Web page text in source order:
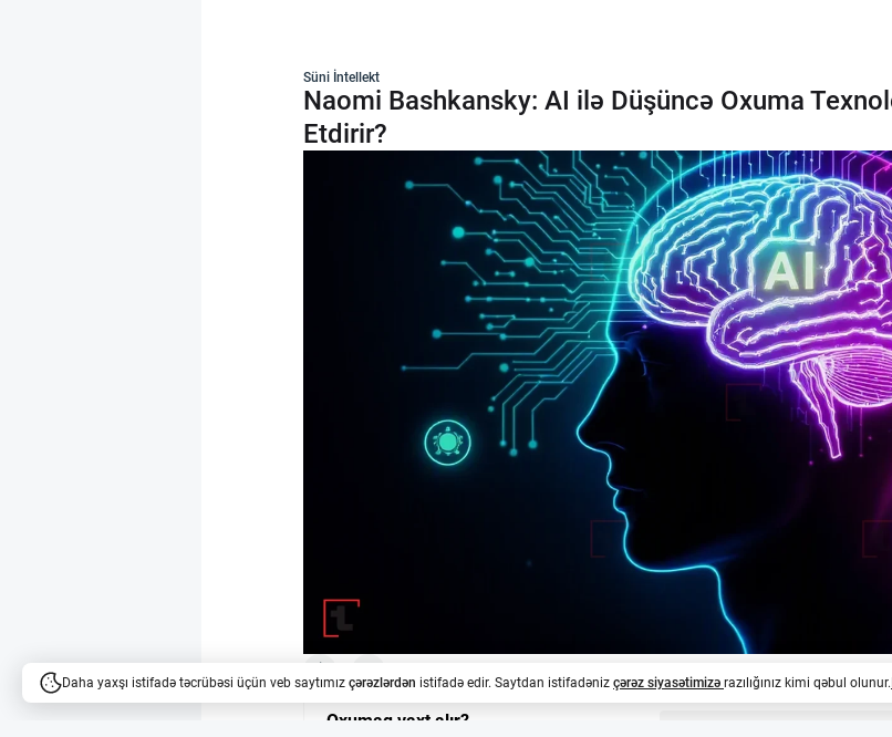
Süni İntellekt
Naomi Bashkansky: AI ilə Düşüncə Oxuma
Etdirir?
Oxumaq vaxt alır?
Daha yaxşı istifadə təcrübəsi üçün veb saytımız çərəzlərdən istifadə edir. Saytdan istifadəniz çərəz siyasətimizə razılığınız kimi qəbul olunur.